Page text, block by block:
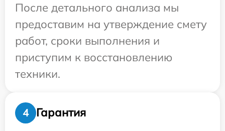
После детального анализа мы
предоставим на утверждение смету
работ, сроки выполнения и
приступим к восстановлению
техники.
4
Гарантия